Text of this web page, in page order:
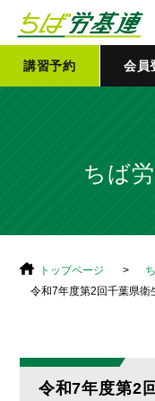
講習予約 会員
ちば
トップページ
令和7年度第2回千葉県衛
令和7年度第2